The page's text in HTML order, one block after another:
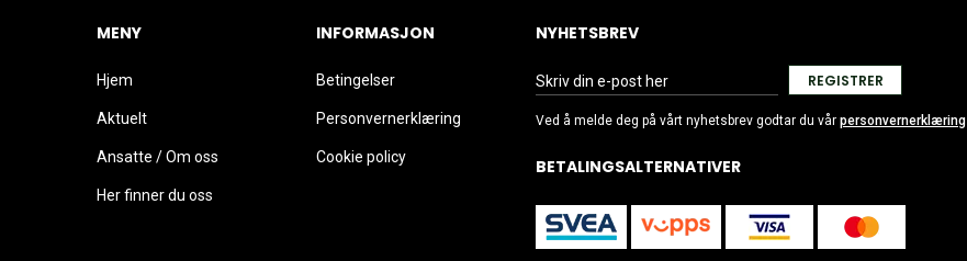
MENY
Hjem
Aktuelt
Ansatte / Om oss
Her finner du oss
INFORMASJON
Betingelser
Personvernerklæring
Cookie policy
NYHETSBREV
REGISTRER
Ved å melde deg på vårt nyhetsbrev godtar du vår personvernerklæring
BETALINGSALTERNATIVER